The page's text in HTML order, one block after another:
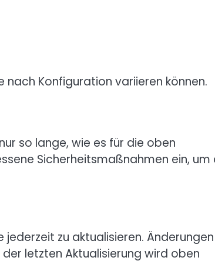
Konfiguration variieren können.
so lange, wie es für die oben
Sicherheitsmaßnahmen ein, um
jederzeit zu aktualisieren. Änderungen
letzten Aktualisierung wird oben